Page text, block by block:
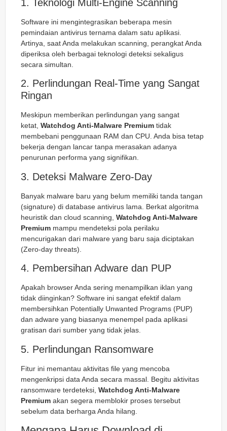
1. Teknologi Multi-Engine Scanning
Software ini mengintegrasikan beberapa mesin
pemindaian antivirus ternama dalam satu aplikasi.
Artinya, saat Anda melakukan scanning, perangkat Anda
diperiksa oleh berbagai teknologi deteksi sekaligus
secara simultan.
2. Perlindungan Real-Time yang Sangat
Ringan
Meskipun memberikan perlindungan yang sangat
ketat, Watchdog Anti-Malware Premium tidak
membebani penggunaan RAM dan CPU. Anda bisa tetap
bekerja dengan lancar tanpa merasakan adanya
penurunan performa yang signifikan.
3. Deteksi Malware Zero-Day
Banyak malware baru yang belum memiliki tanda tangan
(signature) di database antivirus lama. Berkat algoritma
heuristik dan cloud scanning, Watchdog Anti-Malware
Premium mampu mendeteksi pola perilaku
mencurigakan dari malware yang baru saja diciptakan
(Zero-day threats).
4. Pembersihan Adware dan PUP
Apakah browser Anda sering menampilkan iklan yang
tidak diinginkan? Software ini sangat efektif dalam
membersihkan Potentially Unwanted Programs (PUP)
dan adware yang biasanya menempel pada aplikasi
gratisan dari sumber yang tidak jelas.
5. Perlindungan Ransomware
Fitur ini memantau aktivitas file yang mencoba
mengenkripsi data Anda secara massal. Begitu aktivitas
ransomware terdeteksi, Watchdog Anti-Malware
Premium akan segera memblokir proses tersebut
sebelum data berharga Anda hilang.